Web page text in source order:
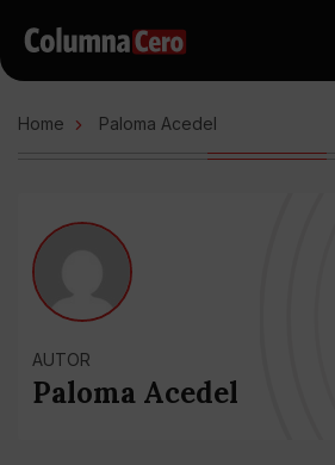
Home Paloma Acedel
AUTOR
Paloma Acedel